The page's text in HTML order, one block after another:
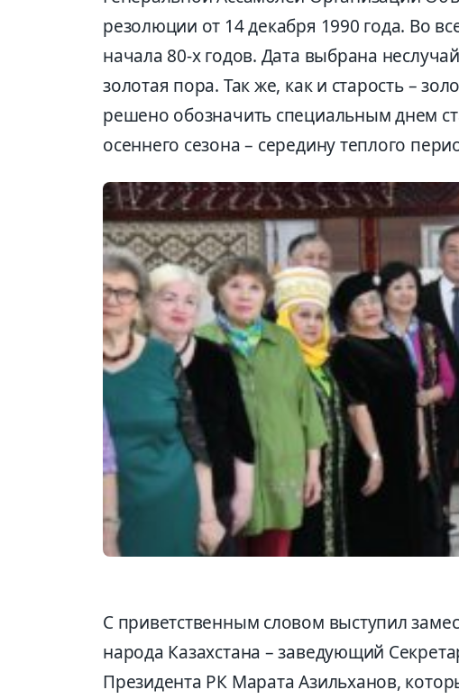
резолюции от 14 декабря 1990 года. Во
начала 80-х годов. Дата выбрана
золотая пора. Так же, как и старость –
решено обозначить специальным днем
осеннего сезона – середину теплого
С приветственным словом выступил
народа Казахстана – заведующий
Президента РК Марата Азильханов,